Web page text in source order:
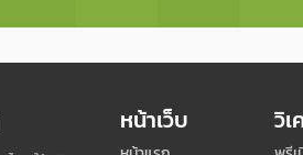
หน้าเว็บ วิเ